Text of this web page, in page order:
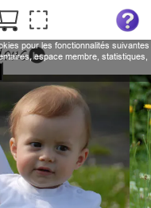
pour les fonctionnalités suivantes
espace membre, statistiques,